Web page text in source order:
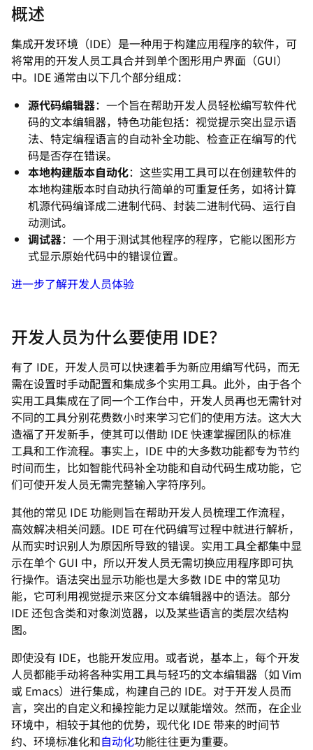
概述
集成开发环境（IDE）是一种用于构建应用程序的软件，可
将常用的开发人员工具合并到单个图形用户界面（GUI）
中。IDE 通常由以下几个部分组成：
源代码编辑器：一个旨在帮助开发人员轻松编写软件代
码的文本编辑器，特色功能包括：视觉提示突出显示语
法、特定编程语言的自动补全功能、检查正在编写的代
码是否存在错误。
本地构建版本自动化：这些实用工具可以在创建软件的
本地构建版本时自动执行简单的可重复任务，如将计算
机源代码编译成二进制代码、封装二进制代码、运行自
动测试。
调试器：一个用于测试其他程序的程序，它能以图形方
式显示原始代码中的错误位置。
进一步了解开发人员体验
开发人员为什么要使用 IDE？
有了 IDE，开发人员可以快速着手为新应用编写代码，而无
需在设置时手动配置和集成多个实用工具。此外，由于各个
实用工具集成在了同一个工作台中，开发人员再也无需针对
不同的工具分别花费数小时来学习它们的使用方法。这大大
造福了开发新手，使其可以借助 IDE 快速掌握团队的标准
工具和工作流程。事实上，IDE 中的大多数功能都专为节约
时间而生，比如智能代码补全功能和自动代码生成功能，它
们可使开发人员无需完整输入字符序列。
其他的常见 IDE 功能则旨在帮助开发人员梳理工作流程，
高效解决相关问题。IDE 可在代码编写过程中就进行解析，
从而实时识别人为原因所导致的错误。实用工具全都集中显
示在单个 GUI 中，所以开发人员无需切换应用程序即可执
行操作。语法突出显示功能也是大多数 IDE 中的常见功
能，它可利用视觉提示来区分文本编辑器中的语法。部分
IDE 还包含类和对象浏览器，以及某些语言的类层次结构
图。
即使没有 IDE，也能开发应用。或者说，基本上，每个开发
人员都能手动将各种实用工具与轻巧的文本编辑器（如 Vim
或 Emacs）进行集成，构建自己的 IDE。对于开发人员而
言，突出的自定义和操控能力足以赋能增效。然而，在企业
环境中，相较于其他的优势，现代化 IDE 带来的时间节
约、环境标准化和自动化功能往往更为重要。